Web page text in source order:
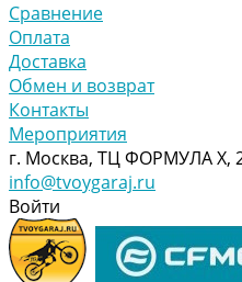
Сравнение
Оплата
Доставка
Обмен и возврат
Контакты
Мероприятия
г. Москва, ТЦ ФОРМУЛА Х,
info@tvoygaraj.ru
Войти